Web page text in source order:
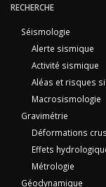
RECHERCHE
Séismologie
Alerte sismique
Activité sismique
Aléas et risques
Macrosismologie
Gravimétrie
Déformations
Effets
Métrologie
Géodynamique